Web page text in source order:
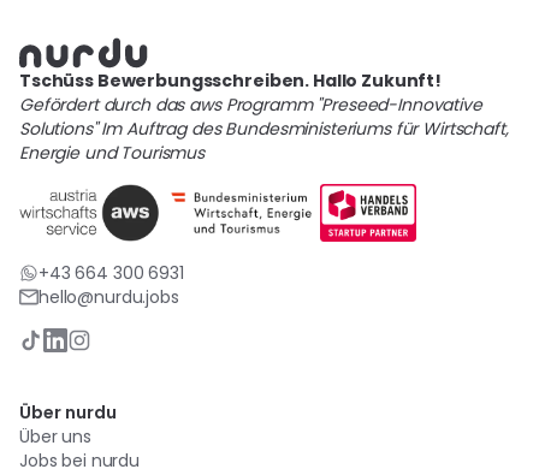
Tschüss Bewerbungsschreiben. Hallo Zukunft!
Gefördert durch das aws Programm "Preseed-Innovative
Solutions" Im Auftrag des Bundesministeriums für Wirtschaft,
Energie und Tourismus
+43 664 300 6931
hello@nurdu.jobs
Über nurdu
Über uns
Jobs bei nurdu